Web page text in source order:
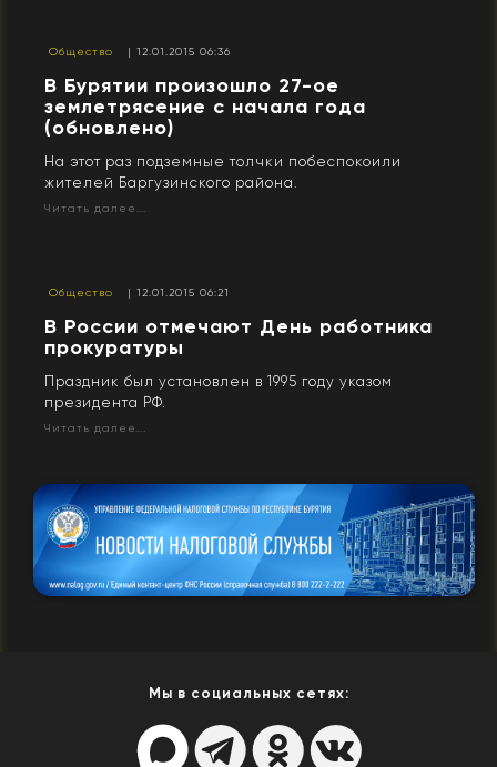
Общество | 12.01.2015 06:36
В Бурятии произошло 27-ое
землетрясение с начала года
(обновлено)
На этот раз подземные толчки побеспокоили
жителей Баргузинского района.
Читать далее...
Общество | 12.01.2015 06:21
В России отмечают День работника
прокуратуры
Праздник был установлен в 1995 году указом
президента РФ.
Читать далее...
Мы в социальных сетях: